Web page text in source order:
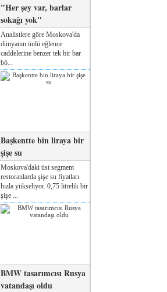
"Her şey var, barlar
sokağı yok"
Analistlere göre Moskova'da
dünyanın ünlü eğlence
caddelerine benzer tek bir bar
bö...
Başkentte bin liraya bir
şişe su
Moskova'daki üst segment
restoranlarda şişe su fiyatları
hızla yükseliyor. 0,75 litrelik bir
şişe ...
BMW tasarımcısı Rusya
vatandaşı oldu